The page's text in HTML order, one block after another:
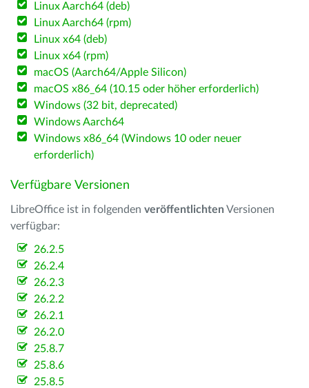
Linux Aarch64 (deb)
Linux Aarch64 (rpm)
Linux x64 (deb)
Linux x64 (rpm)
macOS (Aarch64/Apple Silicon)
macOS x86_64 (10.15 oder höher erforderlich)
Windows (32 bit, deprecated)
Windows Aarch64
Windows x86_64 (Windows 10 oder neuer
erforderlich)
Verfügbare Versionen
LibreOffice ist in folgenden veröffentlichten Versionen
verfügbar:
26.2.5
26.2.4
26.2.3
26.2.2
26.2.1
26.2.0
25.8.7
25.8.6
25.8.5